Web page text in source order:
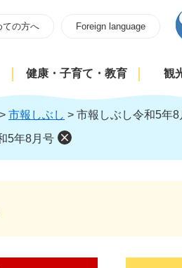
ての方へ Foreign language
健康・子育て・教育 観
> 市報しぶし > 市報しぶし令和5年8
5年8月号